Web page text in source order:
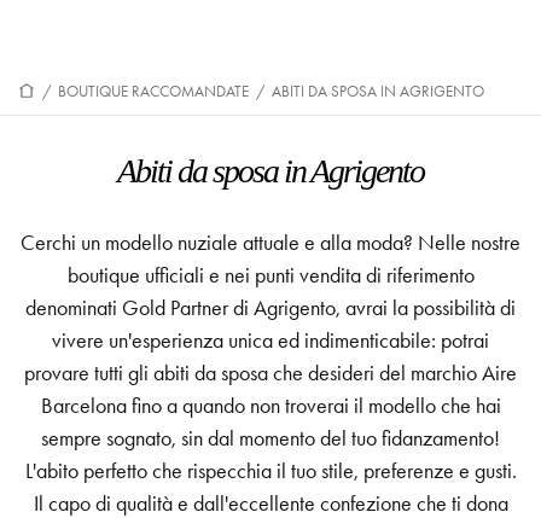
/ BOUTIQUE RACCOMANDATE / ABITI DA SPOSA IN AGRIGENTO
Abiti da sposa in Agrigento
Cerchi un modello nuziale attuale e alla moda? Nelle nostre
boutique ufficiali e nei punti vendita di riferimento
denominati Gold Partner di Agrigento, avrai la possibilità di
vivere un'esperienza unica ed indimenticabile: potrai
provare tutti gli abiti da sposa che desideri del marchio Aire
Barcelona fino a quando non troverai il modello che hai
sempre sognato, sin dal momento del tuo fidanzamento!
L'abito perfetto che rispecchia il tuo stile, preferenze e gusti.
Il capo di qualità e dall'eccellente confezione che ti dona